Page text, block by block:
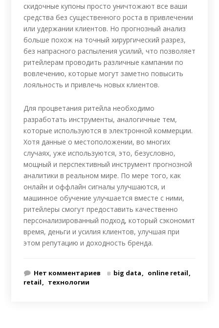
скидочные купоны просто уничтожают все ваши
средства без существенного роста в привлечении
или удержании клиентов. Но прогнозный анализ
больше похож на точный хирургический разрез,
без напрасного распыления усилий, что позволяет
ритейлерам проводить различные кампании по
вовлечению, которые могут заметно повысить
лояльность и привлечь новых клиентов.
Для процветания ритейла необходимо
разработать инструменты, аналогичные тем,
которые используются в электронной коммерции.
Хотя данные о местоположении, во многих
случаях, уже используются, это, безусловно,
мощный и перспективный инструмент прогнозной
аналитики в реальном мире. По мере того, как
онлайн и оффлайн сигналы улучшаются, и
машинное обучение улучшается вместе с ними,
ритейлеры смогут предоставить качественно
персонализированный подход, который сэкономит
время, деньги и усилия клиентов, улучшая при
этом репутацию и доходность бренда.
Нет комментариев в big data
online retail
retail
технологии